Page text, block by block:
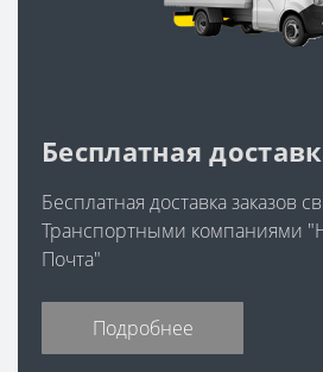
Бесплатная
Бесплатная доставка заказов
Транспортными компаниями
Почта"
Подробнее